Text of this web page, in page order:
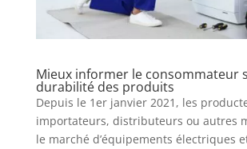
Mieux informer le consommateur
durabilité des produits
Depuis le 1er janvier 2021, les
importateurs, distributeurs ou autres
le marché d’équipements électriques